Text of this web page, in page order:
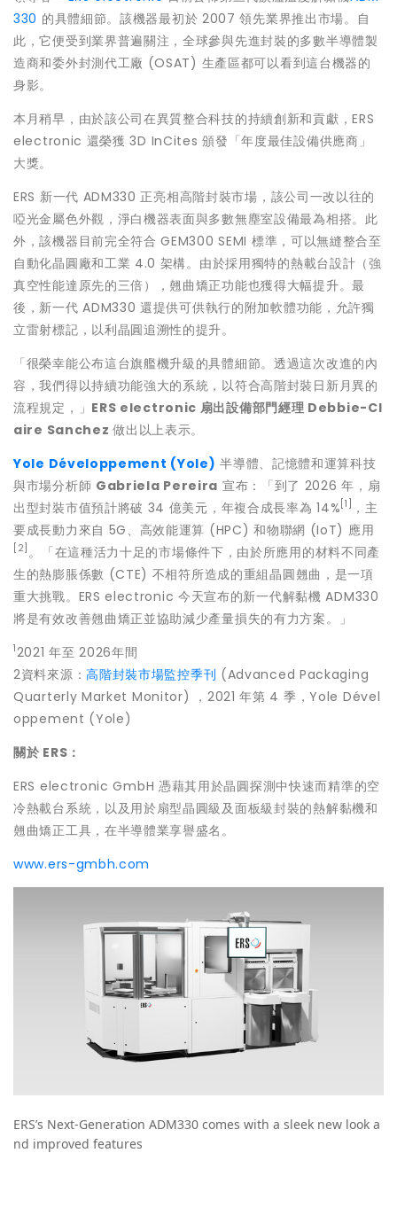
330 的具體細節。該機器最初於 2007 領先業界推出市場。自
此，它便受到業界普遍關注，全球參與先進封裝的多數半導體製
造商和委外封測代工廠 (OSAT) 生產區都可以看到這台機器的
身影。
本月稍早，由於該公司在異質整合科技的持續創新和貢獻，ERS
electronic 還榮獲 3D InCites 頒發「年度最佳設備供應商」
大獎。
ERS 新一代 ADM330 正亮相高階封裝市場，該公司一改以往的
啞光金屬色外觀，淨白機器表面與多數無塵室設備最為相搭。此
外，該機器目前完全符合 GEM300 SEMI 標準，可以無縫整合至
自動化晶圓廠和工業 4.0 架構。由於採用獨特的熱載台設計（強
真空性能達原先的三倍），翹曲矯正功能也獲得大幅提升。最
後，新一代 ADM330 還提供可供執行的附加軟體功能，允許獨
立雷射標記，以利晶圓追溯性的提升。
「很榮幸能公布這台旗艦機升級的具體細節。透過這次改進的內
容，我們得以持續功能強大的系統，以符合高階封裝日新月異的
流程規定，」 ERS electronic 扇出設備部門經理 Debbie-Cl
aire Sanchez做出以上表示。
Yole Développement (Yole) 半導體、記憶體和運算科技
與市場分析師 Gabriela Pereira 宣布：「到了 2026 年，扇
出型封裝市值預計將破 34 億美元，年複合成長率為 14% [1]
，主
要成長動力來自 5G、高效能運算 (HPC) 和物聯網 (IoT) 應用
[2] 。「在這種活力十足的市場條件下，由於所應用的材料不同產
生的熱膨脹係數 (CTE) 不相符所造成的重組晶圓翹曲，是一項
重大挑戰。ERS electronic 今天宣布的新一代解黏機 ADM330
將是有效改善翹曲矯正並協助減少產量損失的有力方案。」
12021 年至 2026年間
2資料來源：高階封裝市場監控季刊 (Advanced Packaging
Quarterly Market Monitor) ，2021 年第 4 季，Yole Dével
oppement (Yole)
關於 ERS ：
ERS electronic GmbH 憑藉其用於晶圓探測中快速而精準的空
冷熱載台系統，以及用於扇型晶圓級及面板級封裝的熱解黏機和
翹曲矯正工具，在半導體業享譽盛名。
www.ers-gmbh.com
ERS’s Next-Generation ADM330 comes with a sleek new look a
nd improved features